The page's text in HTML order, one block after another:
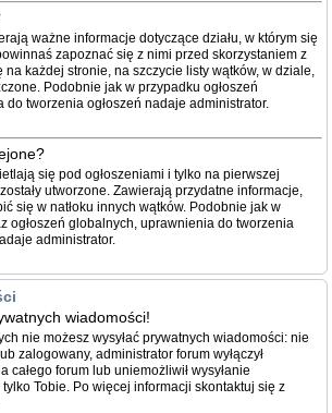
ważne informacje dotyczące działu, w którym się
zapoznać się z nimi przed skorzystaniem z
na każdej stronie, na szczycie listy wątków, w dziale,
Podobnie jak w przypadku ogłoszeń
tworzenia ogłoszeń nadaje administrator.
się pod ogłoszeniami i tylko na pierwszej
utworzone. Zawierają przydatne informacje,
się w natłoku innych wątków. Podobnie jak w
ogłoszeń globalnych, uprawnienia do tworzenia
administrator.
wiadomości!
nie możesz wysyłać prywatnych wiadomości: nie
zalogowany, administrator forum wyłączył
całego forum lub uniemożliwił wysyłanie
Tobie. Po więcej informacji skontaktuj się z